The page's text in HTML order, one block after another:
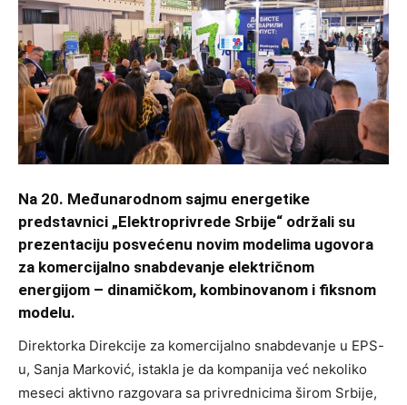
Na 20. Međunarodnom sajmu energetike
predstavnici „Elektroprivrede Srbije“ održali su
prezentaciju posvećenu novim modelima ugovora
za komercijalno snabdevanje električnom
energijom – dinamičkom, kombinovanom i fiksnom
modelu.
Direktorka Direkcije za komercijalno snabdevanje u EPS-
u, Sanja Marković, istakla je da kompanija već nekoliko
meseci aktivno razgovara sa privrednicima širom Srbije,